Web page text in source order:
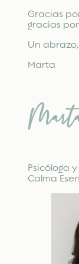
Gracias
gracias
Un abrazo,
Marta
Psicóloga
Calma